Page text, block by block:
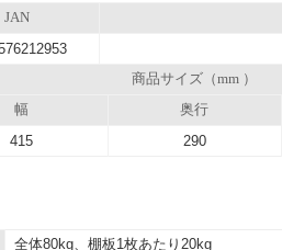
JAN
商品サイズ（mm ）
幅 奥行
415 290
全体80kg、棚板1枚あたり20kg